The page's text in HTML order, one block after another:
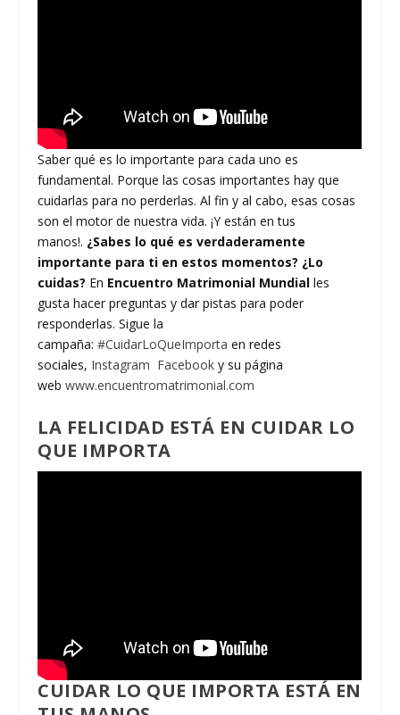
Saber qué es lo importante para cada uno es
fundamental. Porque las cosas importantes hay que
cuidarlas para no perderlas. Al fin y al cabo, esas cosas
son el motor de nuestra vida. ¡Y están en tus
manos!. ¿Sabes lo qué es verdaderamente
importante para ti en estos momentos? ¿Lo
cuidas? En Encuentro Matrimonial Mundial les
gusta hacer preguntas y dar pistas para poder
responderlas. Sigue la
campaña:#CuidarLoQueImporta en redes
sociales, Instagram Facebook y su página
webwww.encuentromatrimonial.com
LA FELICIDAD ESTÁ EN CUIDAR LO
QUE IMPORTA
CUIDAR LO QUE IMPORTA ESTÁ EN